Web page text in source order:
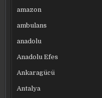
amazon
ambulans
anadolu
Anadolu Efes
Ankaragücü
Antalya